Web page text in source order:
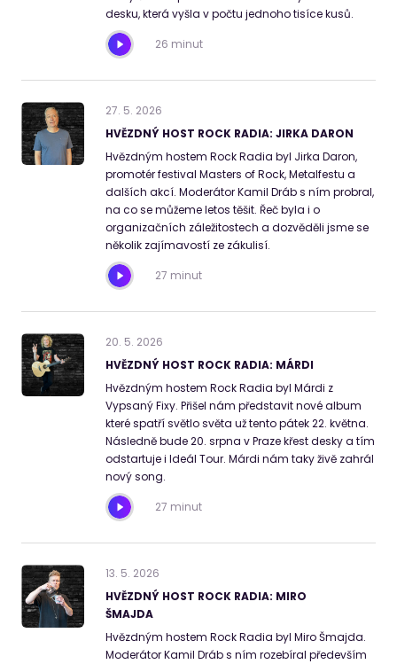
desku, která vyšla v počtu jednoho tisíce kusů.
26 minut
27. 5. 2026
HVĚZDNÝ HOST ROCK RADIA: JIRKA DARON
Hvězdným hostem Rock Radia byl Jirka Daron,
promotér festival Masters of Rock, Metalfestu a
dalších akcí. Moderátor Kamil Dráb s ním probral,
na co se můžeme letos těšit. Řeč byla i o
organizačních záležitostech a dozvěděli jsme se
několik zajímavostí ze zákulisí.
27 minut
20. 5. 2026
HVĚZDNÝ HOST ROCK RADIA: MÁRDI
Hvězdným hostem Rock Radia byl Márdi z
Vypsaný Fixy. Přišel nám představit nové album
které spatří světlo světa už tento pátek 22. května.
Následně bude 20. srpna v Praze křest desky a tím
odstartuje i Ideál Tour. Márdi nám taky živě zahrál
nový song.
27 minut
13. 5. 2026
HVĚZDNÝ HOST ROCK RADIA: MIRO
ŠMAJDA
Hvězdným hostem Rock Radia byl Miro Šmajda.
Moderátor Kamil Dráb s ním rozebíral především